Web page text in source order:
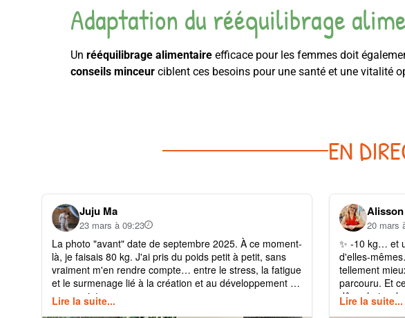
Adaptation du rééquilibrage
Un rééquilibrage alimentaire efficace pour les femmes doit
conseils minceur ciblent ces besoins pour une santé et une vitalité
EN
Juju Ma
23 mars à 09:23
La photo "avant" date de septembre 2025. À ce moment-
là, je faisais 80 kg. J'ai pris du poids petit à petit, sans
vraiment m'en rendre compte… entre le stress, la fatigue
et le surmenage lié à la création et au développement de
mes projets.
Lire la suite...
20 mars
✨ -10 kg… et
d'elles-
tellement
parcouru. Et
dû racheter
Lire la suite...